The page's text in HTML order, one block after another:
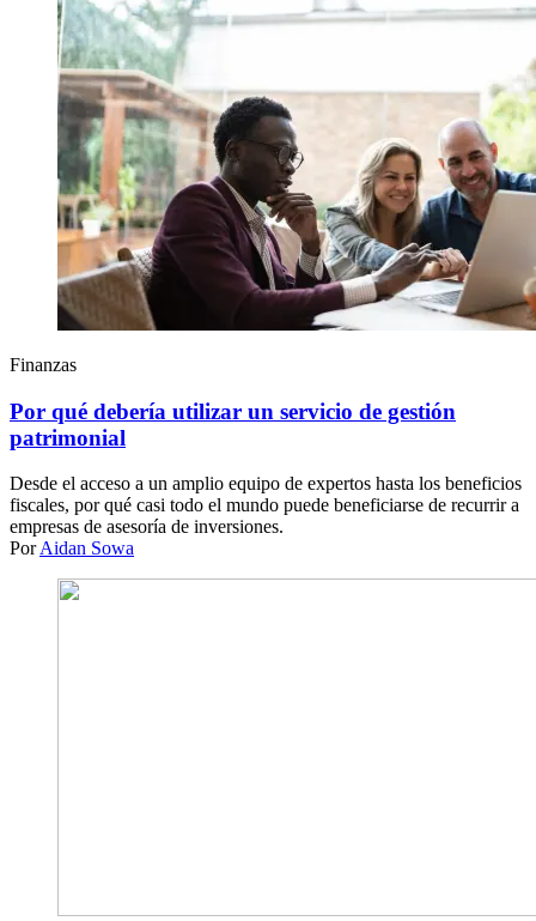
Finanzas
Por qué debería utilizar un servicio de gestión
patrimonial
Desde el acceso a un amplio equipo de expertos hasta los beneficios
fiscales, por qué casi todo el mundo puede beneficiarse de recurrir a
empresas de asesoría de inversiones.
PorAidan Sowa